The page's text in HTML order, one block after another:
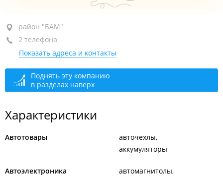
район "БАМ", ул. Днепровская, 27 стр. 2
+7 (423) 248-42-24
+7 994 016-50-62
открыто: 09:00–19:00
район "БАМ"
2 телефона
Показать адреса и контакты
Поднять эту компанию
в разделах наверх
Характеристики
Автотовары
авточехлы
аккумуляторы
Автоэлектроника
автомагнитолы